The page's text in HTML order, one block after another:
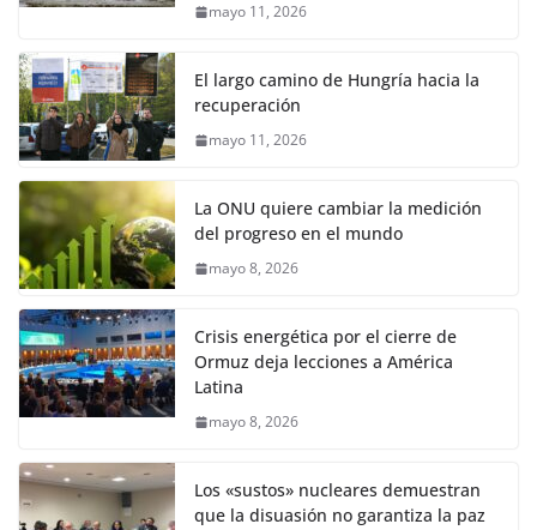
mayo 11, 2026
El largo camino de Hungría hacia la
recuperación
mayo 11, 2026
La ONU quiere cambiar la medición
del progreso en el mundo
mayo 8, 2026
Crisis energética por el cierre de
Ormuz deja lecciones a América
Latina
mayo 8, 2026
Los «sustos» nucleares demuestran
que la disuasión no garantiza la paz